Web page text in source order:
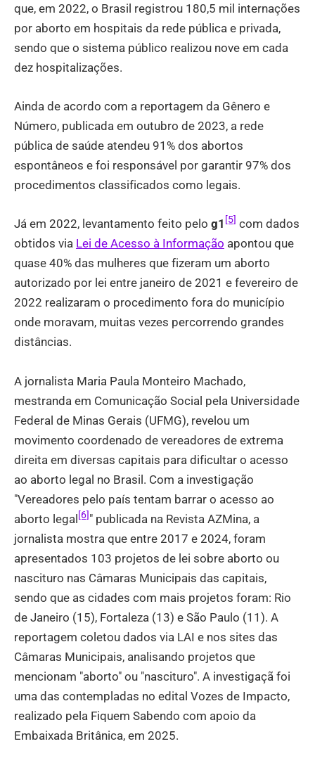
que, em 2022, o Brasil registrou 180,5 mil internações
por aborto em hospitais da rede pública e privada,
sendo que o sistema público realizou nove em cada
dez hospitalizações.
Ainda de acordo com a reportagem da Gênero e
Número, publicada em outubro de 2023, a rede
pública de saúde atendeu 91% dos abortos
espontâneos e foi responsável por garantir 97% dos
procedimentos classificados como legais.
Já em 2022, levantamento feito pelo g1 [5] com dados
obtidos via Lei de Acesso à Informação apontou que
quase 40% das mulheres que fizeram um aborto
autorizado por lei entre janeiro de 2021 e fevereiro de
2022 realizaram o procedimento fora do município
onde moravam, muitas vezes percorrendo grandes
distâncias.
A jornalista Maria Paula Monteiro Machado,
mestranda em Comunicação Social pela Universidade
Federal de Minas Gerais (UFMG), revelou um
movimento coordenado de vereadores de extrema
direita em diversas capitais para dificultar o acesso
ao aborto legal no Brasil. Com a investigação
"Vereadores pelo país tentam barrar o acesso ao
aborto legal[6]" publicada na Revista AZMina, a
jornalista mostra que entre 2017 e 2024, foram
apresentados 103 projetos de lei sobre aborto ou
nascituro nas Câmaras Municipais das capitais,
sendo que as cidades com mais projetos foram: Rio
de Janeiro (15), Fortaleza (13) e São Paulo (11). A
reportagem coletou dados via LAI e nos sites das
Câmaras Municipais, analisando projetos que
mencionam "aborto" ou "nascituro". A investigaçã foi
uma das contempladas no edital Vozes de Impacto,
realizado pela Fiquem Sabendo com apoio da
Embaixada Britânica, em 2025.